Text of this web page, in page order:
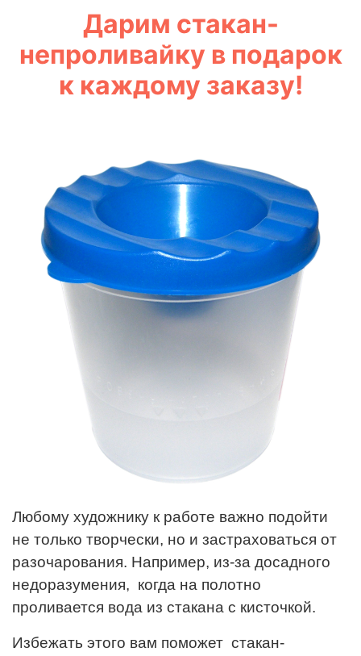
Дарим стакан-
непроливайку в подарок
к каждому заказу!
Любому художнику к работе важно подойти
не только творчески, но и застраховаться от
разочарования. Например, из-за досадного
недоразумения, когда на полотно
проливается вода из стакана с кисточкой.
Избежать этого вам поможет стакан-